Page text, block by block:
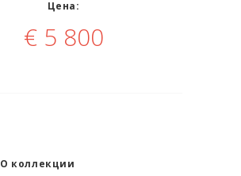
Цена:
€5 800
О коллекции